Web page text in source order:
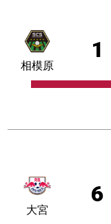
1
相模原
6
大宮